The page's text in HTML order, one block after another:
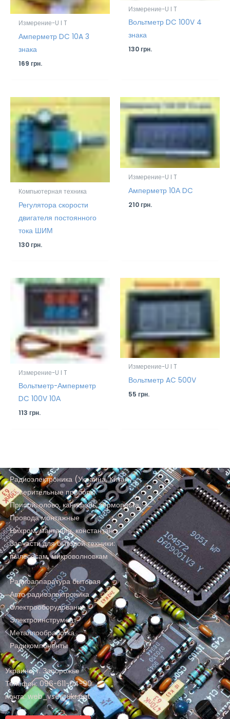
Измерение-U I T
Амперметр DC 10A 3
знака
169грн.
Измерение-U I T
Вольтметр DC 100V 4
знака
130грн.
Компьютерная техника
Регулятора скорости
двигателя постоянного
тока ШИМ
130грн.
Измерение-U I T
Амперметр 10А DC
210грн.
Измерение-U I T
Вольтметр-Амперметр
DC 100V 10А
113грн.
Измерение-U I T
Вольтметр AC 500V
55грн.
Радиоэлектроника (Украина, Китай)
Измерительные приборы
Припой, олово, канифоль, термопаста
Провода монтажные
Нихром, манганин, константан
Запчасти для бытовой техники:
пылесосам, микроволновкам
Радиоаппаратура бытовая
Авто радиоэлектроника
Электрооборудование
Электроинструмент
Металлообработка
Радикомпоненты
Украина, г. Запорожье
Телефон: 096-611-04-90
почта: web_vse@ukr.net